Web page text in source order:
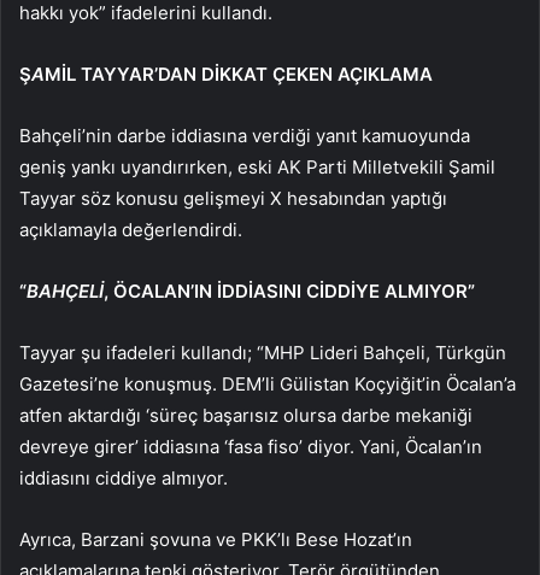
hakkı yok” ifadelerini kullandı.
ŞAMİL TAYYAR’DAN DİKKAT ÇEKEN AÇIKLAMA
Bahçeli’nin darbe iddiasına verdiği yanıt kamuoyunda
geniş yankı uyandırırken, eski AK Parti Milletvekili Şamil
Tayyar söz konusu gelişmeyi X hesabından yaptığı
açıklamayla değerlendirdi.
“BAHÇELİ, ÖCALAN’IN İDDİASINI CİDDİYE ALMIYOR”
Tayyar şu ifadeleri kullandı; “MHP Lideri Bahçeli, Türkgün
Gazetesi’ne konuşmuş. DEM’li Gülistan Koçyiğit’in Öcalan’a
atfen aktardığı ‘süreç başarısız olursa darbe mekaniği
devreye girer’ iddiasına ‘fasa fiso’ diyor. Yani, Öcalan’ın
iddiasını ciddiye almıyor.
Ayrıca, Barzani şovuna ve PKK’lı Bese Hozat’ın